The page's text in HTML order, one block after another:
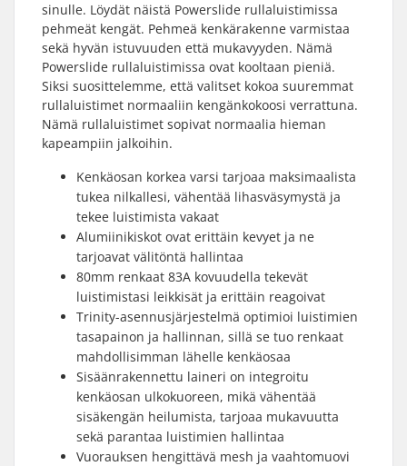
sinulle. Löydät näistä Powerslide rullaluistimissa
pehmeät kengät. Pehmeä kenkärakenne varmistaa
sekä hyvän istuvuuden että mukavyyden. Nämä
Powerslide rullaluistimissa ovat kooltaan pieniä.
Siksi suosittelemme, että valitset kokoa suuremmat
rullaluistimet normaaliin kengänkokoosi verrattuna.
Nämä rullaluistimet sopivat normaalia hieman
kapeampiin jalkoihin.
Kenkäosan korkea varsi tarjoaa maksimaalista
tukea nilkallesi, vähentää lihasväsymystä ja
tekee luistimista vakaat
Alumiinikiskot ovat erittäin kevyet ja ne
tarjoavat välitöntä hallintaa
80mm renkaat 83A kovuudella tekevät
luistimistasi leikkisät ja erittäin reagoivat
Trinity-asennusjärjestelmä optimioi luistimien
tasapainon ja hallinnan, sillä se tuo renkaat
mahdollisimman lähelle kenkäosaa
Sisäänrakennettu laineri on integroitu
kenkäosan ulkokuoreen, mikä vähentää
sisäkengän heilumista, tarjoaa mukavuutta
sekä parantaa luistimien hallintaa
Vuorauksen hengittävä mesh ja vaahtomuovi